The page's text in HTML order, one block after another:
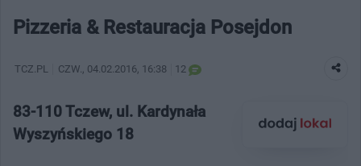
Pizzeria & Restauracja Posejdon
TCZ.PL CZW. , 04.02.2016, 16:38 12
83-110 Tczew, ul. Kardynała
Wyszyńskiego 18